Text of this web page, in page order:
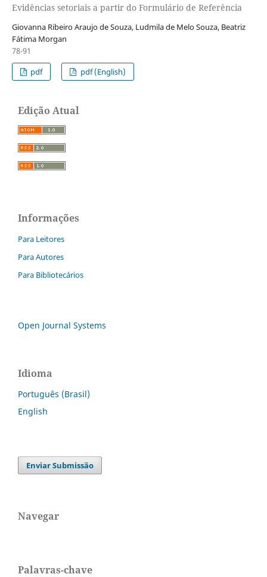
Evidências setoriais a partir do Formulário de Referência
Giovanna Ribeiro Araujo de Souza, Ludmila de Melo Souza, Beatriz
Fátima Morgan
78-91
pdf
pdf (English)
Edição Atual
Informações
Para Leitores
Para Autores
Para Bibliotecários
Open Journal Systems
Idioma
Português (Brasil)
English
Enviar Submissão
Navegar
Palavras-chave